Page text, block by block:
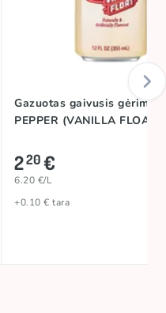
Gazuotas gaivusis gėrimas
PEPPER (VANILLA
220€
6.20 €/L
+0.10 € tara